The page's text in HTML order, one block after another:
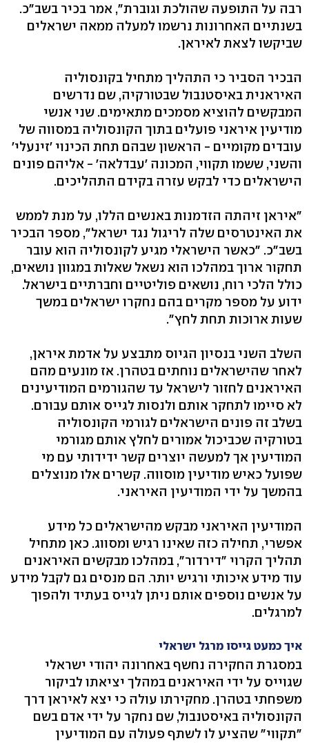
רבה על התופעה שהולכת וגוברת", אמר בכיר בשב"כ.
בשנתיים האחרונות נרשמו למעלה ממאה ישראלים
שביקשו לצאת לאיראן.
הבכיר הסביר כי התהליך מתחיל בקונסוליה
האיראנית באיסטנבול שבטורקיה, שם נדרשים
המבקשים להוציא מסמכים מתאימים. שני אנשי
מודיעין איראני פועלים בתוך הקונסוליה במסווה של
עובדים מקומיים - הראשון שבהם תחת הכינוי 'זינעלי'
והשני, ששמו תקווי, המכונה 'עבדלאה' - אליהם פונים
הישראלים כדי לבקש עזרה בקידם התהליכים.
"איראן זיהתה הזדמנות באנשים הללו, על מנת לממש
את האינטרסים שלה לריגול נגד ישראל", מספר הבכיר
בשב"כ. "כאשר הישראלי מגיע לקונסוליה הוא עובר
תחקור ארוך במהלכו הוא נשאל שאלות במגוון נושאים,
כולל הלכי רוח, נושאים פוליטיים וחברתיים בישראל.
ידוע על מספר מקרים בהם נחקרו ישראלים במשך
שעות ארוכות תחת לחץ".
השלב השני בנסיון הגיוס מתבצע על אדמת איראן,
לאחר שהישראלים נוחתים בטהרן. אז מונעים מהם
האיראנים לחזור לישראל עד שהגורמים המודיעינים
לא סיימו לתחקר אותם ולנסות לגייס אותם עבורם.
בשלב זה פונים הישראלים לגורמי הקונסוליה
בטורקיה שכביכול אמורים לחלץ אותם מגורמי
המודיעין אך למעשה יוצרים קשר ידידותי עם מי
שפועל כאיש מודיעין מוסווה. קשרים אלו מנוצלים
בהמשך על ידי המודיעין האיראני.
המודיעין האיראני מבקש מהישראלים כל מידע
אפשרי, תחילה כזה שאינו רגיש ומסווג. כאן מתחיל
תהליך הקרוי "דירדור", במהלכו מבקשים האיראנים
עוד מידע איכותי ורגיש יותר. הם מנסים גם לקבל מידע
על אנשים נוספים אותם ניתן לגייס בעתיד ולהפוך
למרגלים.
איך כמעט גייסו מרגל ישראלי
במסגרת החקירה נחשף באחרונה יהודי ישראלי
שגוייס על ידי האיראנים במהלך יציאתו לביקור
משפחתי בטהרן. מחקירתו עולה כי יצא לאיראן דרך
הקונסוליה באיסטנבול, שם נחקר על ידי אדם בשם
"תקווי" שהציע לו לשתף פעולה עם המודיעין